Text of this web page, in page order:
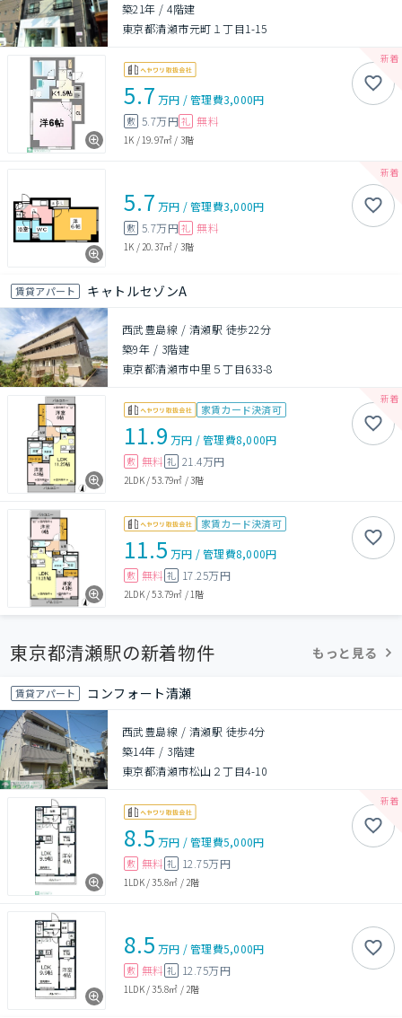
築21年 /4階建
東京都清瀬市元町１丁目1-15
5.7 万円 /管理費3,000円
敷 5.7万円 礼 無料
1K /19.97㎡ / 3階
5.7 万円 /管理費3,000円
敷 5.7万円 礼 無料
1K / 20.37㎡ / 3階
賃貸アパート キャトルセゾンA
西武豊島線 / 清瀬駅 徒歩22分
築9年 / 3階建
東京都清瀬市中里５丁目633-8
家賃カード決済可
11.9 万円 /管理費8,000円
敷 無料 礼 21.4万円
2LDK/53.79㎡ /3階
家賃カード決済可
11.5 万円 /管理費8,000円
敷 無料 礼 17.25万円
2LDK/53.79㎡ /1階
東京都清瀬駅の新着物件 もっと見る
賃貸アパート コンフォート清瀬
西武豊島線 / 清瀬駅 徒歩4分
築14年 / 3階建
東京都清瀬市松山２丁目4-10
8.5 万円 /管理費5,000円
敷 無料 礼 12.75万円
1LDK/35.8㎡ /2階
8.5 万円 /管理費5,000円
敷 無料 礼 12.75万円
1LDK/35.8㎡ / 2階